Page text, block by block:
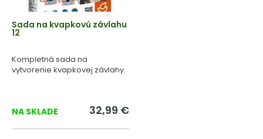
Sada na kvapkovú závlahu
12
Kompletná sada na
vytvorenie kvapkovej závlahy.
NA SKLADE 32,99 €